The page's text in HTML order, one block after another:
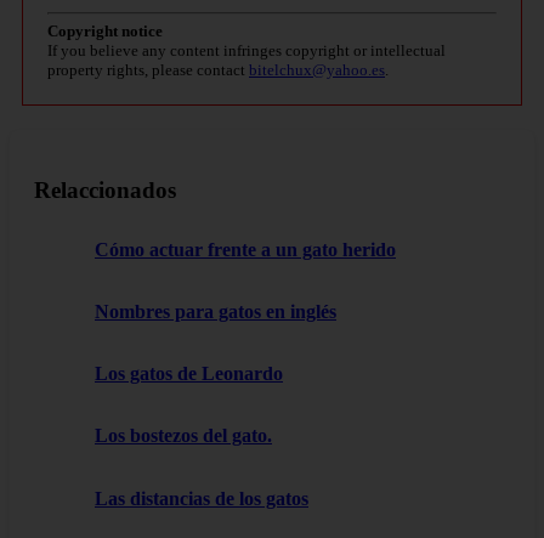
Copyright notice
If you believe any content infringes copyright or intellectual
property rights, please contact bitelchux@yahoo.es.
Relaccionados
Cómo actuar frente a un gato herido
Nombres para gatos en inglés
Los gatos de Leonardo
Los bostezos del gato.
Las distancias de los gatos